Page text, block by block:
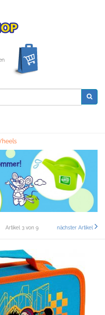
Artikel 3 von 9 nächster Artikel